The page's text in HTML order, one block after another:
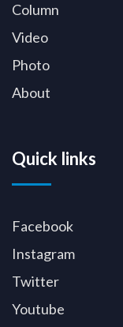
Column
Video
Photo
About
Quick links
Facebook
Instagram
Twitter
Youtube